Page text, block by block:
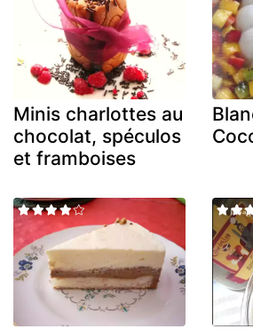
Minis charlottes au
chocolat, spéculos
et framboises